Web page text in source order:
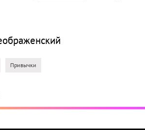
Привычки